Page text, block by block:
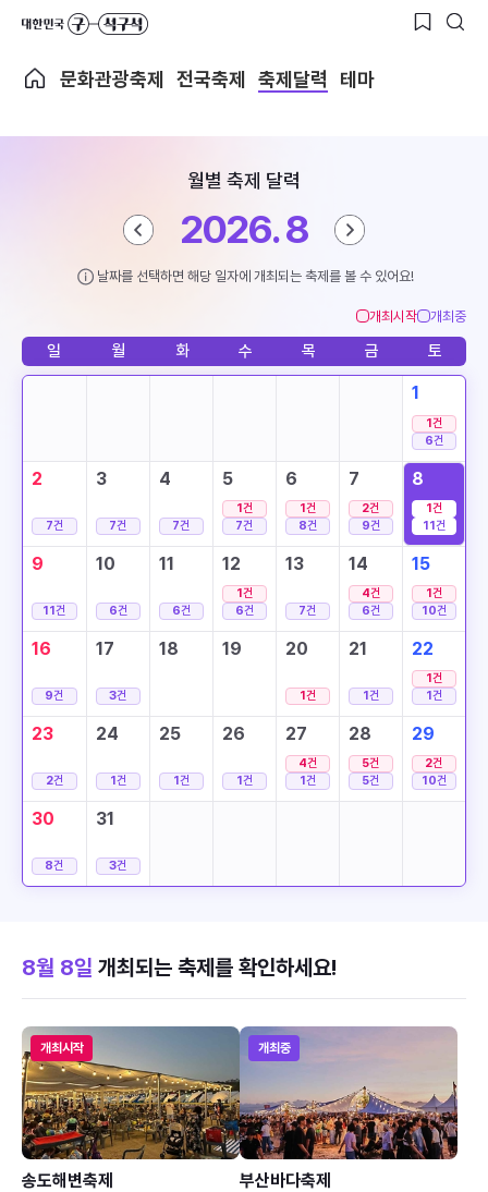
문화관광축제 전국축제 축제달력 테마
월별 축제 달력
2026. 8
날짜를 선택하면 해당 일자에 개최되는 축제를 볼 수 있어요!
개최시작 개최중
일 월 화 수 목 금 토
1
1건
6건
2
7건
3
7건
4
7건
5
1건
7건
6
1건
8건
7
2건
9건
8
1건
11건
9
11건
10
6건
11
6건
12
1건
6건
13
7건
14
4건
6건
15
1건
10건
16
9건
17
3건
18 19 20
1건
21
1건
22
1건
1건
23
2건
24
1건
25
1건
26
1건
27
4건
1건
28
5건
5건
29
2건
10건
30
8건
31
3건
8월 8일 개최되는 축제를 확인하세요!
개최시작
송도해변축제
개최중
부산바다축제